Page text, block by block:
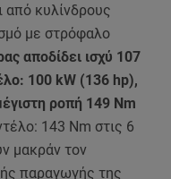
από κυλίνδρους
με στρόφαλο
αποδίδει ισχύ 107
100 kW (136 hp),
ροπή 149 Nm
143 Nm στις 6
μακράν τον
παραγωγής της